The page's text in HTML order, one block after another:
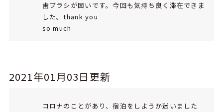
歯ブラシが固いです。今回も気持ち良く滞在できま
した。thank you
so much
2021年01月03日更新
コロナのことがあり、宿泊をしようか迷いました